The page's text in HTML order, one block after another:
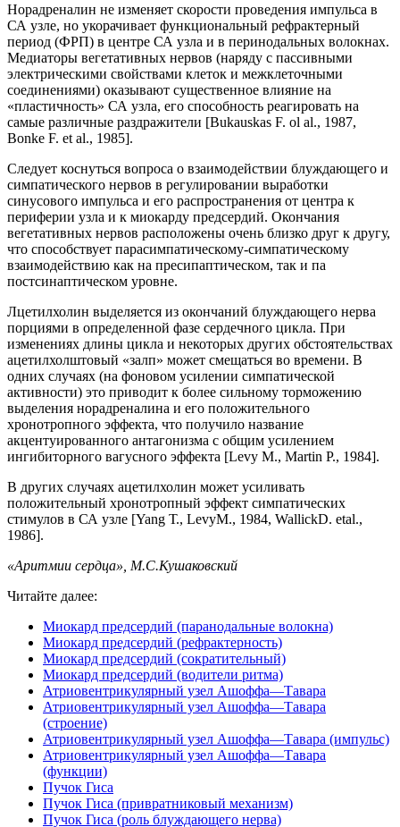
Норадреналин не изменяет скорости проведения импульса в
СА узле, но укорачивает функциональный рефрактерный
период (ФРП) в центре СА узла и в перинодальных волокнах.
Медиаторы вегетативных нервов (наряду с пассивными
электрическими свойствами клеток и межклеточными
соединениями) оказывают существенное влияние на
«пластичность» СА узла, его способность реагировать на
самые различные раздражители [Bukauskas F. ol al., 1987,
Bonke F. et al., 1985].
Следует коснуться вопроса о взаимодействии блуждающего и
симпатического нервов в регулировании выработки
синусового импульса и его распространения от центра к
периферии узла и к миокарду предсердий. Окончания
вегетативных нервов расположены очень близко друг к другу,
что способствует парасимпатическому-симпатическому
взаимодействию как на пресипаптическом, так и па
постсинаптическом уровне.
Лцетилхолин выделяется из окончаний блуждающего нерва
порциями в определенной фазе сердечного цикла. При
изменениях длины цикла и некоторых других обстоятельствах
ацетилхолштовый «залп» может смещаться во времени. В
одних случаях (на фоновом усилении симпатической
активности) это приводит к более сильному торможению
выделения норадреналина и его положительного
хронотропного эффекта, что получило название
акцентуированного антагонизма с общим усилением
ингибиторного вагусного эффекта [Levy M., Martin P., 1984].
В других случаях ацетилхолин может усиливать
положительный хронотропный эффект симпатических
стимулов в СА узле [Yang Т., LevyM., 1984, WallickD. etal.,
1986].
«Аритмии сердца», М.С.Кушаковский
Читайте далее:
Миокард предсердий (паранодальные волокна)
Миокард предсердий (рефрактерность)
Миокард предсердий (сократительный)
Миокард предсердий (водители ритма)
Атриовентрикулярный узел Ашоффа—Тавара
Атриовентрикулярный узел Ашоффа—Тавара
(строение)
Атриовентрикулярный узел Ашоффа—Тавара (импульс)
Атриовентрикулярный узел Ашоффа—Тавара
(функции)
Пучок Гиса
Пучок Гиса (привратниковый механизм)
Пучок Гиса (роль блуждающего нерва)